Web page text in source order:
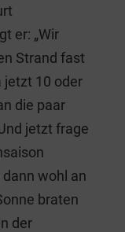
er: „Wir
Strand fast
jetzt 10 oder
die paar
jetzt frage
wohl an
braten
der